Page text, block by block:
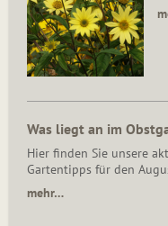
Was liegt an im
Hier finden Sie unsere
Gartentipps für den
mehr…